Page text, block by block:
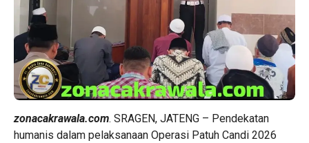
zonacakrawala.com. SRAGEN, JATENG – Pendekatan
humanis dalam pelaksanaan Operasi Patuh Candi 2026